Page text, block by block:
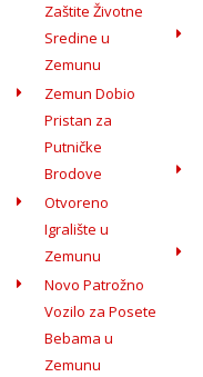
Zaštite Životne
Sredine u
Zemunu
Zemun Dobio
Pristan za
Putničke
Brodove
Otvoreno
Igralište u
Zemunu
Novo Patrožno
Vozilo za Posete
Bebama u
Zemunu